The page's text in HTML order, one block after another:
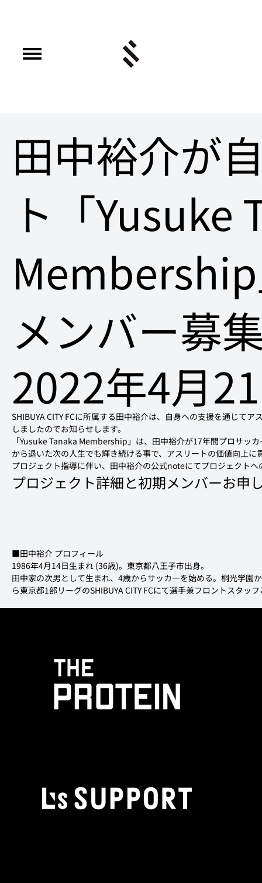
田中裕介が
ト「Yusuke
メンバー募
2022年4月
SHIBUYA CITY FCに所属する田中裕介は、自身への支援を通じて
しましたのでお知らせします。
「Yusuke Tanaka Membership」は、田中裕介が17年間プロサッ
から退いた次の人生でも輝き続ける事で、アスリートの価値向上
プロジェクト指導に伴い、田中裕介の公式noteにてプロジェクト
プロジェクト詳細と初期メンバーお申
■田中裕介 プロフィール
1986年4月14日生まれ (36歳)。東京都八王子市出身。
田中家の次男として生まれ、4歳からサッカーを始める。桐光学園
ら東京都1部リーグのSHIBUYA CITY FCにて選手兼フロントスタッ